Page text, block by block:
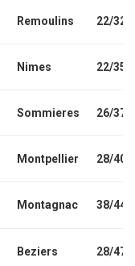
Remoulins 22/329
Nimes 22/351
Sommieres 26/377
Montpellier 28/405
Montagnac 38/443
Beziers 28/471